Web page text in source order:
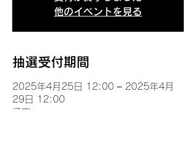
他のイベントを見る
抽選受付期間
2025年4月25日 12:00 – 2025年4月
29日 12:00
予定